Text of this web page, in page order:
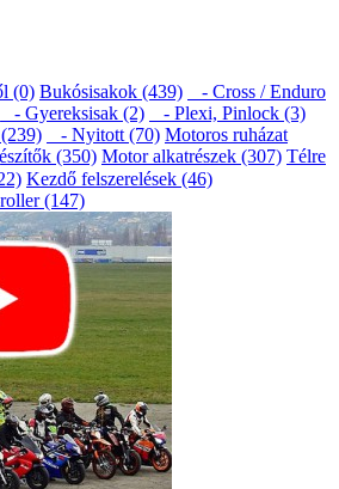
(0) Bukósisakok (439)
- Cross / Enduro
- Gyereksisak (2)
- Plexi, Pinlock (3)
- Nyitott (70) Motoros ruházat
(350) Motor alkatrészek (307) Télre
Kezdő felszerelések (46)
(147)